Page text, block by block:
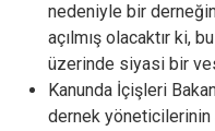
nedeniyle bir
açılmış olacaktır ki,
üzerinde siyasi bir
Kanunda İçişleri
dernek yöneticilerinin